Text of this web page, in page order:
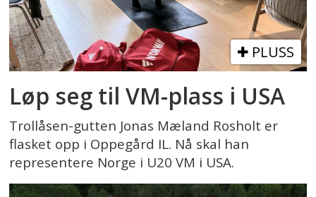
PLUSS
Løp seg til VM-plass i USA
Trollåsen-gutten Jonas Mæland Rosholt er
flasket opp i Oppegård IL. Nå skal han
representere Norge i U20 VM i USA.